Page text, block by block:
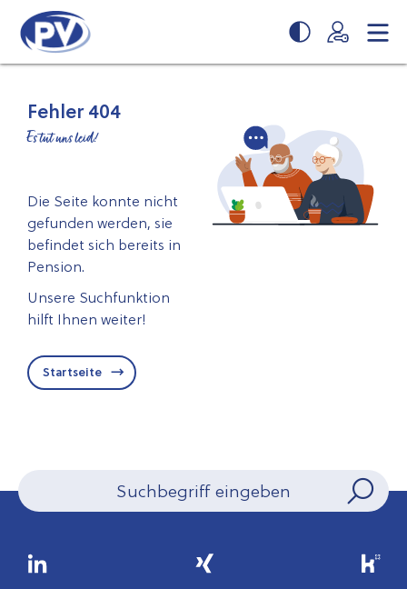
Seiteninhalt
springen
Navigation
springen
Fehler 404
Es tut uns leid!
Die Seite konnte nicht
gefunden werden, sie
befindet sich bereits in
Pension.
Unsere Suchfunktion
hilft Ihnen weiter!
Startseite